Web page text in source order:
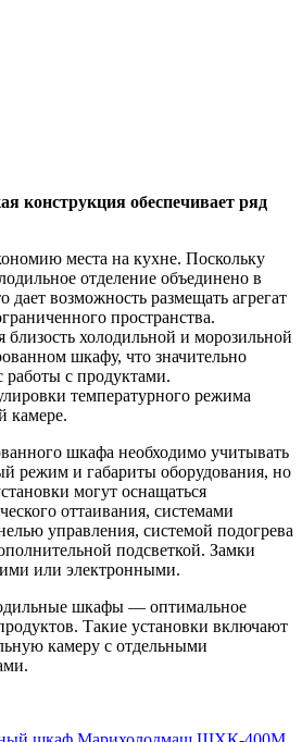
конструкция обеспечивает ряд
места на кухне. Поскольку
отделение объединено в
дает возможность размещать агрегат
пространства.
близость холодильной и морозильной
шкафу, что значительно
работы с продуктами.
температурного режима
камере.
шкафа необходимо учитывать
режим и габариты оборудования, но
могут оснащаться
оттаивания, системами
управления, системой подогрева
подсветкой. Замки
или электронными.
шкафы — оптимальное
Такие установки включают
камеру с отдельными